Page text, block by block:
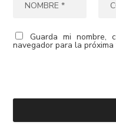
Guarda mi nombre,
navegador para la